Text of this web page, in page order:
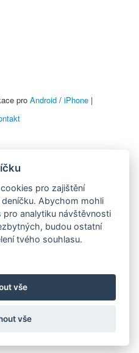
pro Android / iPhone |
není spjat s žádným
Názory uživatelů nemusí nutně
pro zajištění
Abychom mohli
analytiku návštěvnosti
budou ostatní
tvého souhlasu.
vše
vše